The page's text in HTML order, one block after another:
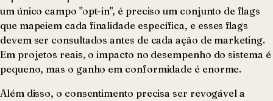
um único campo "opt-in", é preciso um conjunto de flags
que mapeiem cada finalidade específica, e esses flags
devem ser consultados antes de cada ação de marketing.
Em projetos reais, o impacto no desempenho do sistema é
pequeno, mas o ganho em conformidade é enorme.
Além disso, o consentimento precisa ser revogável a